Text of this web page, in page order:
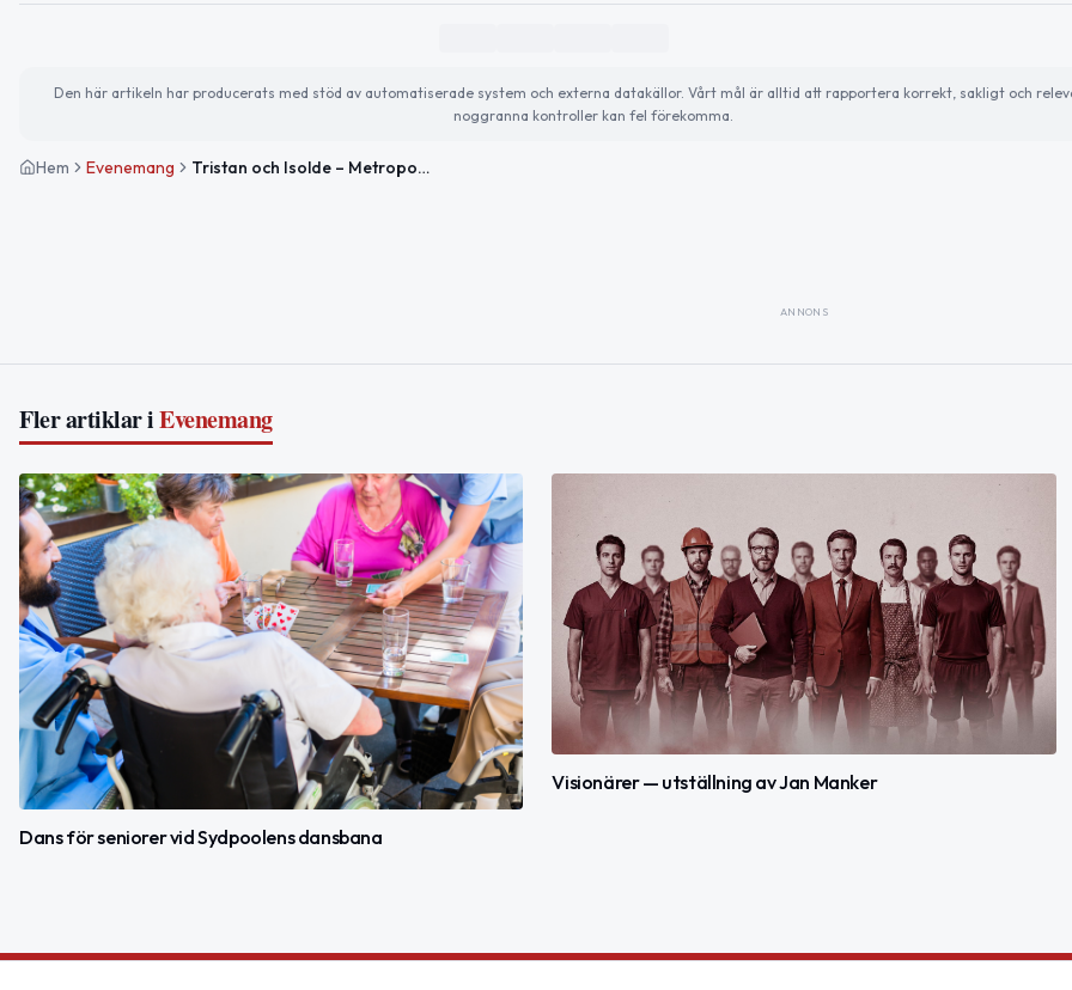
Den här artikeln har producerats med stöd av automatiserade system och externa datakällor. Vårt mål är alltid att rapportera korrekt, sakligt och
noggranna kontroller kan fel förekomma.
Hem Evenemang Tristan och Isolde – Metropolitanoperan på bio
ANNONS
Fler artiklar iEvenemang
Dans för seniorer vid Sydpoolens dansbana
Visionärer — utställning av Jan Manker